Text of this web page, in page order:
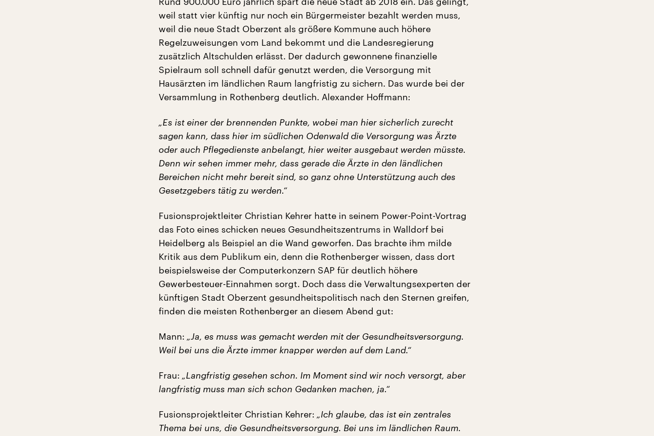
weil statt vier künftig nur noch ein Bürgermeister bezahlt werden muss,
weil die neue Stadt Oberzent als größere Kommune auch höhere
Regelzuweisungen vom Land bekommt und die Landesregierung
zusätzlich Altschulden erlässt. Der dadurch gewonnene finanzielle
Spielraum soll schnell dafür genutzt werden, die Versorgung mit
Hausärzten im ländlichen Raum langfristig zu sichern. Das wurde bei der
Versammlung in Rothenberg deutlich. Alexander Hoffmann:
„Es ist einer der brennenden Punkte, wobei man hier sicherlich zurecht
sagen kann, dass hier im südlichen Odenwald die Versorgung was Ärzte
oder auch Pflegedienste anbelangt, hier weiter ausgebaut werden müsste.
Denn wir sehen immer mehr, dass gerade die Ärzte in den ländlichen
Bereichen nicht mehr bereit sind, so ganz ohne Unterstützung auch des
Gesetzgebers tätig zu werden.“
Fusionsprojektleiter Christian Kehrer hatte in seinem Power-Point-Vortrag
das Foto eines schicken neues Gesundheitszentrums in Walldorf bei
Heidelberg als Beispiel an die Wand geworfen. Das brachte ihm milde
Kritik aus dem Publikum ein, denn die Rothenberger wissen, dass dort
beispielsweise der Computerkonzern SAP für deutlich höhere
Gewerbesteuer-Einnahmen sorgt. Doch dass die Verwaltungsexperten der
künftigen Stadt Oberzent gesundheitspolitisch nach den Sternen greifen,
finden die meisten Rothenberger an diesem Abend gut:
Mann: „Ja, es muss was gemacht werden mit der Gesundheitsversorgung.
Weil bei uns die Ärzte immer knapper werden auf dem Land.“
Frau: „Langfristig gesehen schon. Im Moment sind wir noch versorgt, aber
langfristig muss man sich schon Gedanken machen, ja.“
Fusionsprojektleiter Christian Kehrer: „Ich glaube, das ist ein zentrales
Thema bei uns, die Gesundheitsversorgung. Bei uns im ländlichen Raum.